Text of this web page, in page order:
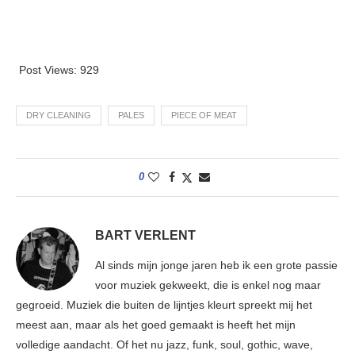
Post Views: 929
DRY CLEANING PALES PIECE OF MEAT
0
BART VERLENT
Al sinds mijn jonge jaren heb ik een grote passie
voor muziek gekweekt, die is enkel nog maar
gegroeid. Muziek die buiten de lijntjes kleurt spreekt mij het
meest aan, maar als het goed gemaakt is heeft het mijn
volledige aandacht. Of het nu jazz, funk, soul, gothic, wave,